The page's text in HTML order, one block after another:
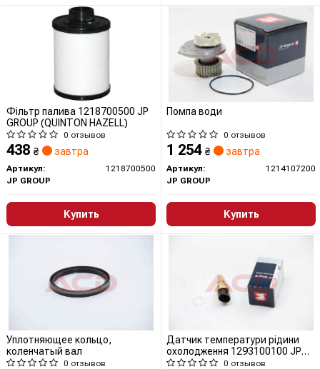
Фільтр палива 1218700500 JP
GROUP (QUINTON HAZELL)
0 отзывов
438 ₴ завтра
Артикул:
1218700500
JP GROUP
Купить
Помпа води
0 отзывов
1 254 ₴ завтра
Артикул:
1214107200
JP GROUP
Купить
Уплотняющее кольцо,
коленчатый вал
0 отзывов
Датчик температури рідини
охолодження 1293100100 JP
GROUP (QUINTON HAZELL)
0 отзывов